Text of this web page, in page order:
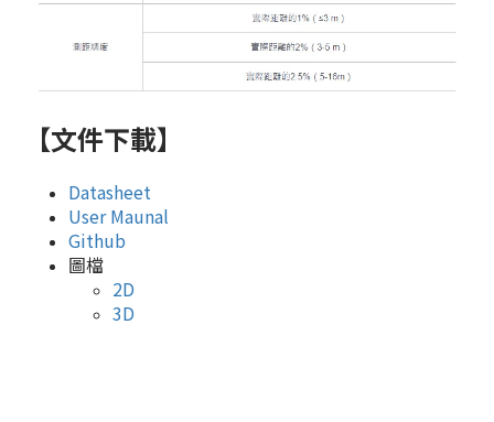
【文件下載】
Datasheet
User Maunal
Github
圖檔
2D
3D